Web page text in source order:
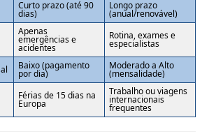
Curto prazo (até 90
dias)
Longo prazo
(anual/renovável)
Apenas
emergências e
acidentes
Rotina, exames e
especialistas
Baixo (pagamento
por dia)
Moderado a Alto
(mensalidade)
Férias de 15 dias na
Europa
Trabalho ou viagens
internacionais
frequentes